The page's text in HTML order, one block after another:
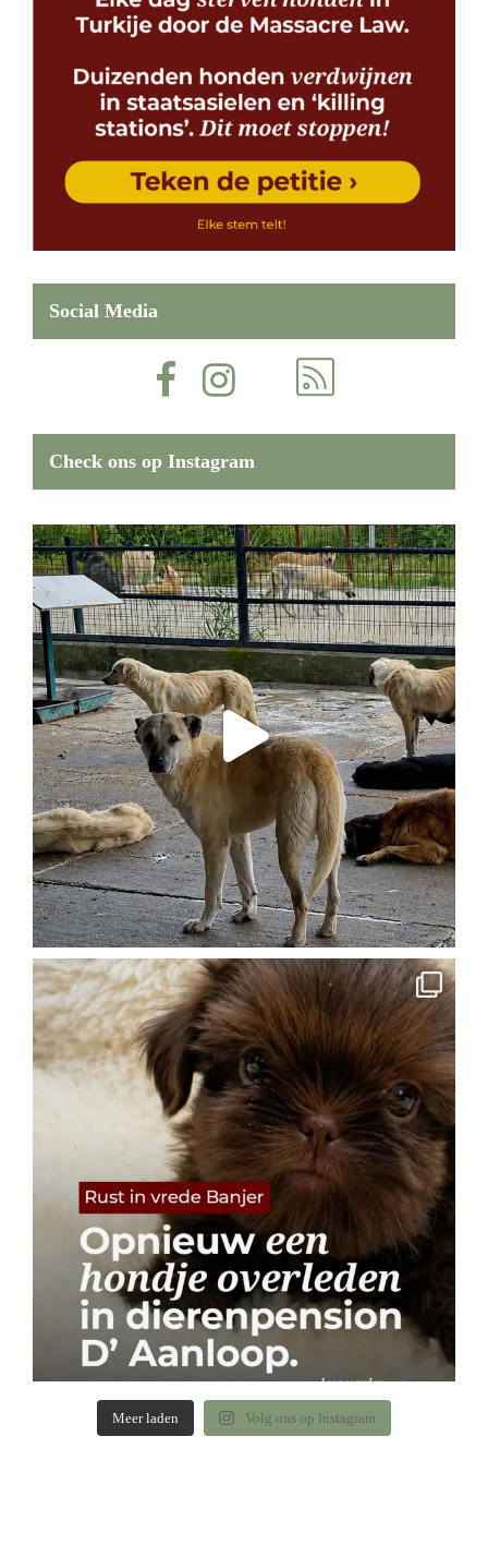
Social Media
Check ons op Instagram
Meer laden Volg ons op Instagram